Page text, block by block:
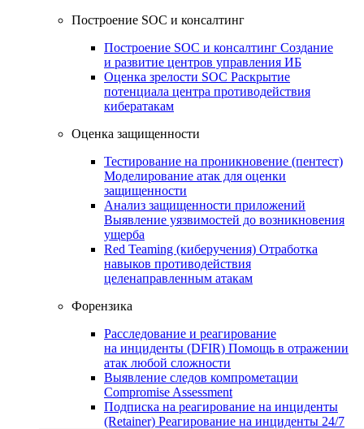
Построение SOC и консалтинг
Построение SOC и консалтинг Создание
и развитие центров управления ИБ
Оценка зрелости SOC Раскрытие
потенциала центра противодействия
кибератакам
Оценка защищенности
Тестирование на проникновение (пентест)
Моделирование атак для оценки
защищенности
Анализ защищенности приложений
Выявление уязвимостей до возникновения
ущерба
Red Teaming (киберучения) Отработка
навыков противодействия
целенаправленным атакам
Форензика
Расследование и реагирование
на инциденты (DFIR) Помощь в отражении
атак любой сложности
Выявление следов компрометации
Compromise Assessment
Подписка на реагирование на инциденты
(Retainer) Реагирование на инциденты 24/7